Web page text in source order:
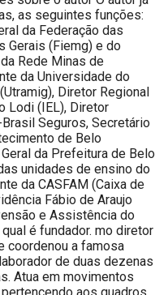
as seguintes funções:
da Federação das
Gerais (Fiemg) e do
Rede Minas de
da Universidade do
Diretor Regional
Lodi (IEL), Diretor
Seguros, Secretário
de Belo
da Prefeitura de Belo
unidades de ensino do
da CASFAM (Caixa de
Fábio de Araujo
e Assistência do
é fundador. mo diretor
coordenou a famosa
de duas dezenas
Atua em movimentos